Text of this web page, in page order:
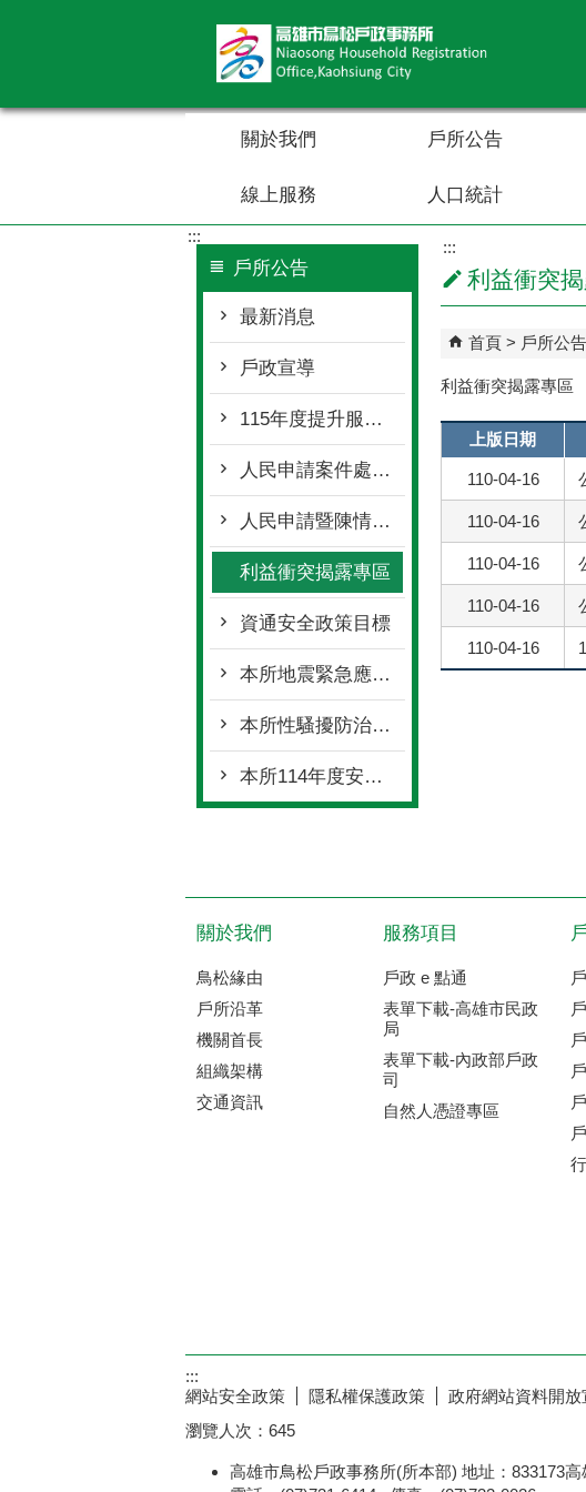
關於我們 戶所公告
線上服務 人口統計
:::
戶所公告
最新消息
戶政宣導
115年度提升服務工作計畫
人民申請案件處理時限
人民申請暨陳情案件處理要點
利益衝突揭露專區
資通安全政策目標
本所地震緊急應變計畫
本所性騷擾防治措施、申訴及懲戒規範
本所114年度安全及衛生防護委員會書面報告
:::
利益衝突
首頁 戶所公告
利益衝突揭露專區
上版日期
110-04-16
110-04-16
110-04-16
110-04-16
110-04-16
關於我們
鳥松緣由
戶所沿革
機關首長
組織架構
交通資訊
服務項目
戶政 e 點通
表單下載-高雄市民政
局
表單下載-內政部戶政
司
自然人憑證專區
:::
網站安全政策
隱私權保護政策 政府網站資料開放
瀏覽人次： 645
高雄市鳥松戶政事務所(所本部) 地址：833173